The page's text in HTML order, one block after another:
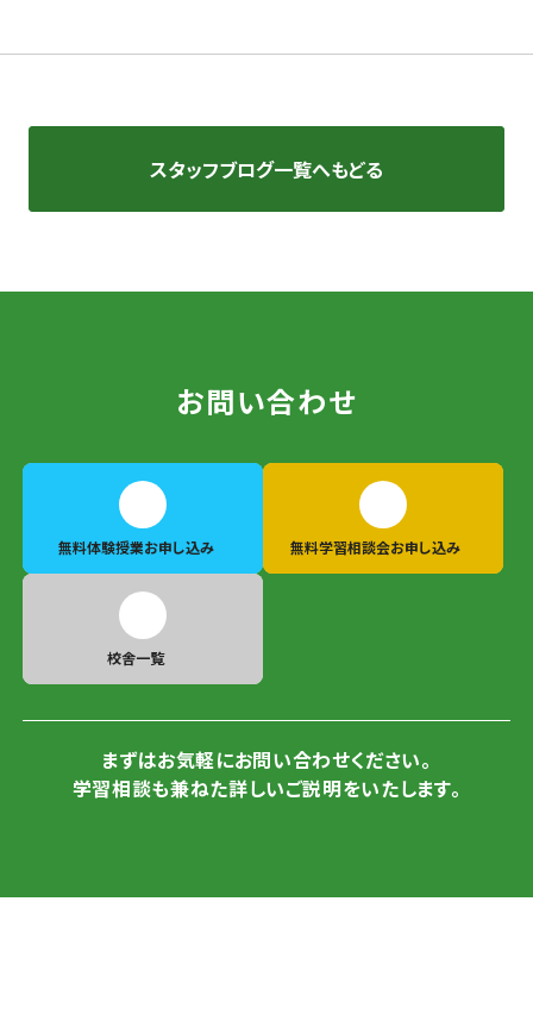
スタッフブログ一覧へもどる
お問い合わせ
無料体験授業お申し込み 無料学習相談会お申し込み
校舎一覧
まずはお気軽にお問い合わせください。
学習相談も兼ねた詳しいご説明をいたします。